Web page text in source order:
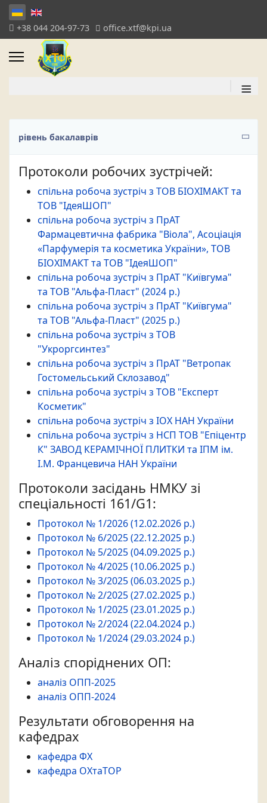
+38 044 204-97-73 office.xtf@kpi.ua
≡
рівень бакалаврів
Протоколи робочих зустрічей:
спільна робоча зустріч з ТОВ БІОХІМАКТ та
ТОВ "ІдеяШОП"
спільна робоча зустріч з ПрАТ
Фармацевтична фабрика "Віола", Асоціація
«Парфумерія та косметика України», ТОВ
БІОХІМАКТ та ТОВ "ІдеяШОП"
спільна робоча зустріч з ПрАТ "Київгума"
та ТОВ "Альфа-Пласт" (2024 p.)
спільна робоча зустріч з ПрАТ "Київгума"
та ТОВ "Альфа-Пласт" (2025 p.)
спільна робоча зустріч з ТОВ
"Укроргсинтез"
спільна робоча зустріч з ПрАТ "Ветропак
Гостомельський Склозавод"
спільна робоча зустріч з ТОВ "Експерт
Косметик"
спільна робоча зустріч з ІОХ НАН України
спільна робоча зустріч з НСП ТОВ "Епіцентр
К" ЗАВОД КЕРАМІЧНОЇ ПЛИТКИ та ІПМ ім.
І.М. Францевича НАН України
Протоколи засідань НМКУ зі
спеціальності 161/G1:
Протокол № 1/2026 (12.02.2026 р.)
Протокол № 6/2025 (22.12.2025 р.)
Протокол № 5/2025 (04.09.2025 р.)
Протокол № 4/2025 (10.06.2025 р.)
Протокол № 3/2025 (06.03.2025 р.)
Протокол № 2/2025 (27.02.2025 р.)
Протокол № 1/2025 (23.01.2025 р.)
Протокол № 2/2024 (22.04.2024 р.)
Протокол № 1/2024 (29.03.2024 р.)
Аналіз споріднених ОП:
аналіз ОПП-2025
аналіз ОПП-2024
Результати обговорення на
кафедрах
кафедра ФХ
кафедра ОХтаТОР